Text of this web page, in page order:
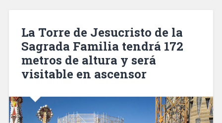
trabajos
para
coordinar
activas
La Torre de Jesucristo de la
Sagrada Familia tendrá 172
metros de altura y será
visitable en ascensor